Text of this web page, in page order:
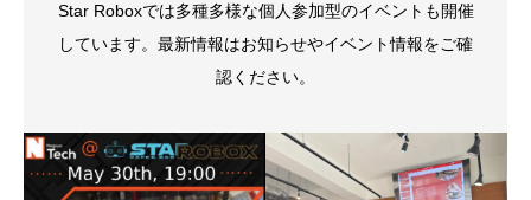
Star Roboxでは多種多様な個人参加型のイベントも開催
しています。最新情報はお知らせやイベント情報をご確
認ください。